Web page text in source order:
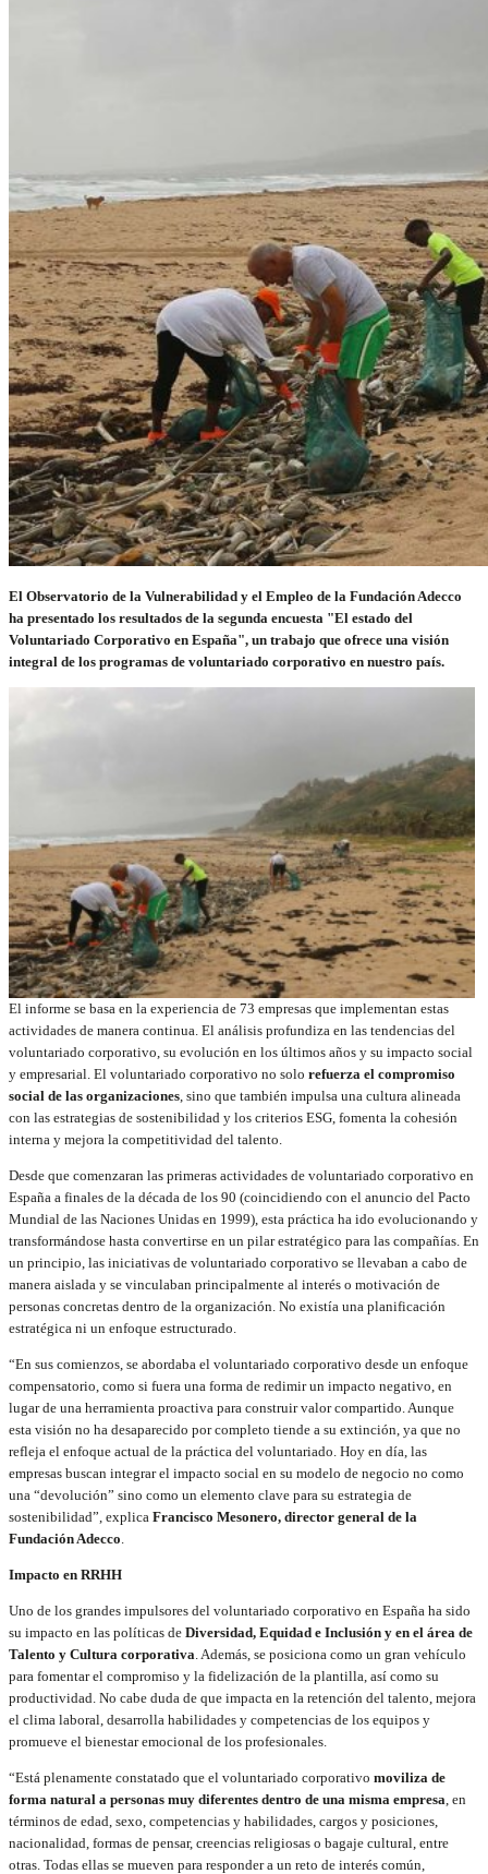
El Observatorio de la Vulnerabilidad y el Empleo de la Fundación Adecco
ha presentado los resultados de la segunda encuesta "El estado del
Voluntariado Corporativo en España", un trabajo que ofrece una visión
integral de los programas de voluntariado corporativo en nuestro país.
El informe se basa en la experiencia de 73 empresas que implementan estas
actividades de manera continua. El análisis profundiza en las tendencias del
voluntariado corporativo, su evolución en los últimos años y su impacto social
y empresarial. El voluntariado corporativo no solo refuerza el compromiso
social de las organizaciones, sino que también impulsa una cultura alineada
con las estrategias de sostenibilidad y los criterios ESG, fomenta la cohesión
interna y mejora la competitividad del talento.
Desde que comenzaran las primeras actividades de voluntariado corporativo en
España a finales de la década de los 90 (coincidiendo con el anuncio del Pacto
Mundial de las Naciones Unidas en 1999), esta práctica ha ido evolucionando y
transformándose hasta convertirse en un pilar estratégico para las compañías. En
un principio, las iniciativas de voluntariado corporativo se llevaban a cabo de
manera aislada y se vinculaban principalmente al interés o motivación de
personas concretas dentro de la organización. No existía una planificación
estratégica ni un enfoque estructurado.
“En sus comienzos, se abordaba el voluntariado corporativo desde un enfoque
compensatorio, como si fuera una forma de redimir un impacto negativo, en
lugar de una herramienta proactiva para construir valor compartido. Aunque
esta visión no ha desaparecido por completo tiende a su extinción, ya que no
refleja el enfoque actual de la práctica del voluntariado. Hoy en día, las
empresas buscan integrar el impacto social en su modelo de negocio no como
una “devolución” sino como un elemento clave para su estrategia de
sostenibilidad”, explica Francisco Mesonero, director general de la
Fundación Adecco.
Impacto en RRHH
Uno de los grandes impulsores del voluntariado corporativo en España ha sido
su impacto en las políticas de Diversidad, Equidad e Inclusión y en el área de
Talento y Cultura corporativa. Además, se posiciona como un gran vehículo
para fomentar el compromiso y la fidelización de la plantilla, así como su
productividad. No cabe duda de que impacta en la retención del talento, mejora
el clima laboral, desarrolla habilidades y competencias de los equipos y
promueve el bienestar emocional de los profesionales.
“Está plenamente constatado que el voluntariado corporativo moviliza de
forma natural a personas muy diferentes dentro de una misma empresa , en
términos de edad, sexo, competencias y habilidades, cargos y posiciones,
nacionalidad, formas de pensar, creencias religiosas o bagaje cultural, entre
otras. Todas ellas se mueven para responder a un reto de interés común,